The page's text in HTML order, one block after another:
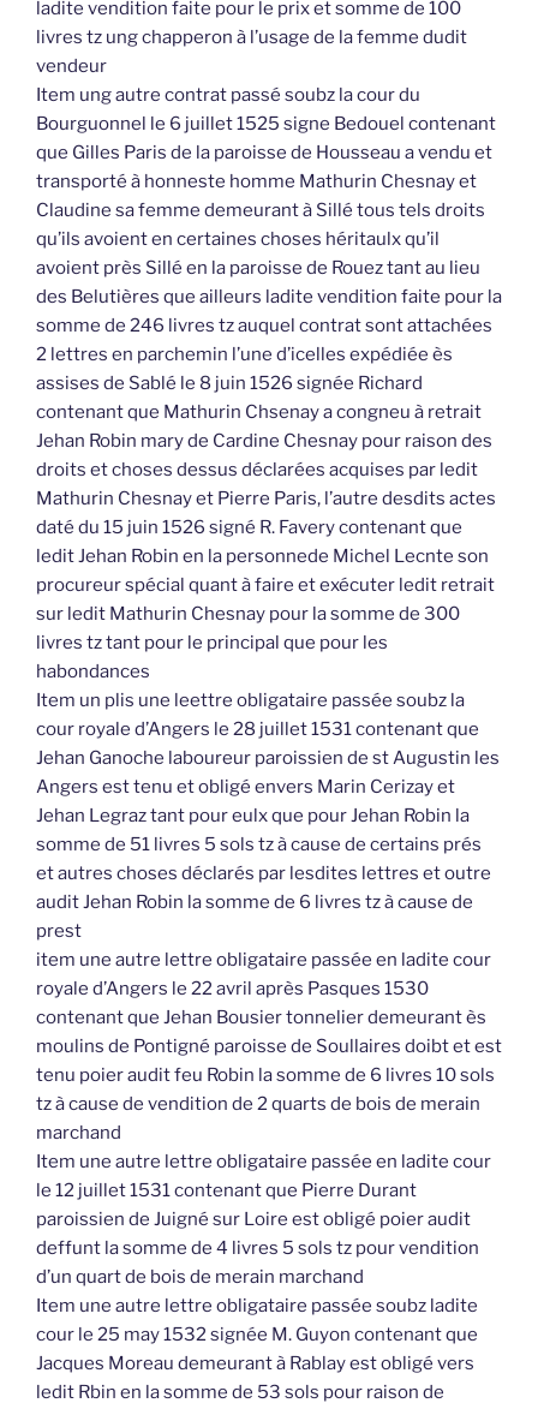
ladite vendition faite pour le prix et somme de 100
livres tz ung chapperon à l’usage de la femme dudit
vendeur
Item ung autre contrat passé soubz la cour du
Bourguonnel le 6 juillet 1525 signe Bedouel contenant
que Gilles Paris de la paroisse de Housseau a vendu et
transporté à honneste homme Mathurin Chesnay et
Claudine sa femme demeurant à Sillé tous tels droits
qu’ils avoient en certaines choses héritaulx qu’il
avoient près Sillé en la paroisse de Rouez tant au lieu
des Belutières que ailleurs ladite vendition faite pour la
somme de 246 livres tz auquel contrat sont attachées
2 lettres en parchemin l’une d’icelles expédiée ès
assises de Sablé le 8 juin 1526 signée Richard
contenant que Mathurin Chsenay a congneu à retrait
Jehan Robin mary de Cardine Chesnay pour raison des
droits et choses dessus déclarées acquises par ledit
Mathurin Chesnay et Pierre Paris, l’autre desdits actes
daté du 15 juin 1526 signé R. Favery contenant que
ledit Jehan Robin en la personnede Michel Lecnte son
procureur spécial quant à faire et exécuter ledit retrait
sur ledit Mathurin Chesnay pour la somme de 300
livres tz tant pour le principal que pour les
habondances
Item un plis une leettre obligataire passée soubz la
cour royale d’Angers le 28 juillet 1531 contenant que
Jehan Ganoche laboureur paroissien de st Augustin les
Angers est tenu et obligé envers Marin Cerizay et
Jehan Legraz tant pour eulx que pour Jehan Robin la
somme de 51 livres 5 sols tz à cause de certains prés
et autres choses déclarés par lesdites lettres et outre
audit Jehan Robin la somme de 6 livres tz à cause de
prest
item une autre lettre obligataire passée en ladite cour
royale d’Angers le 22 avril après Pasques 1530
contenant que Jehan Bousier tonnelier demeurant ès
moulins de Pontigné paroisse de Soullaires doibt et est
tenu poier audit feu Robin la somme de 6 livres 10 sols
tz à cause de vendition de 2 quarts de bois de merain
marchand
Item une autre lettre obligataire passée en ladite cour
le 12 juillet 1531 contenant que Pierre Durant
paroissien de Juigné sur Loire est obligé poier audit
deffunt la somme de 4 livres 5 sols tz pour vendition
d’un quart de bois de merain marchand
Item une autre lettre obligataire passée soubz ladite
cour le 25 may 1532 signée M. Guyon contenant que
Jacques Moreau demeurant à Rablay est obligé vers
ledit Rbin en la somme de 53 sols pour raison de